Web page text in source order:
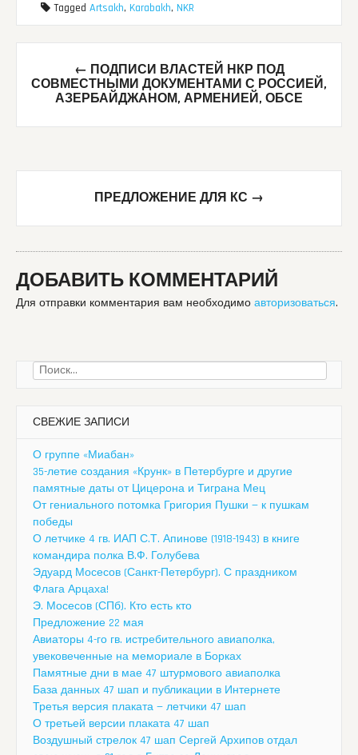
Tagged Artsakh, Karabakh, NKR
navigation
← ПОДПИСИ ВЛАСТЕЙ НКР ПОД
СОВМЕСТНЫМИ ДОКУМЕНТАМИ С РОССИЕЙ,
АЗЕРБАЙДЖАНОМ, АРМЕНИЕЙ, ОБСЕ
ПРЕДЛОЖЕНИЕ ДЛЯ КС →
ДОБАВИТЬ КОММЕНТАРИЙ
Для отправки комментария вам необходимо авторизоваться.
Найти:
СВЕЖИЕ ЗАПИСИ
О группе «Миабан»
35-летие создания «Крунк» в Петербурге и другие
памятные даты от Цицерона и Тиграна Мец
От гениального потомка Григория Пушки — к пушкам
победы
О летчике 4 гв. ИАП С.Т. Апинове (1918-1943) в книге
командира полка В.Ф. Голубева
Эдуард Мосесов (Санкт-Петербург). С праздником
Флага Арцаха!
Э. Мосесов (СПб). Кто есть кто
Предложение 22 мая
Авиаторы 4-го гв. истребительного авиаполка,
увековеченные на мемориале в Борках
Памятные дни в мае 47 штурмового авиаполка
База данных 47 шап и публикации в Интернете
Третья версия плаката — летчики 47 шап
О третьей версии плаката 47 шап
Воздушный стрелок 47 шап Сергей Архипов отдал